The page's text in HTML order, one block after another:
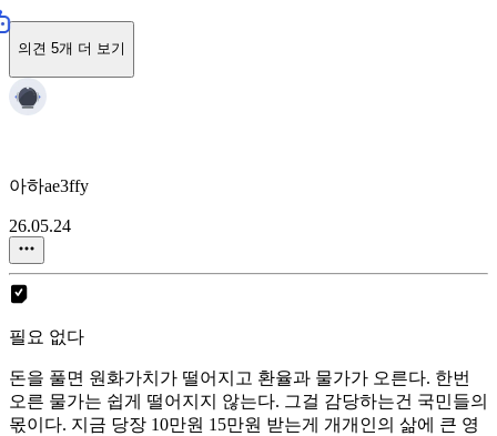
의견 5개 더 보기
아하ae3ffy
26.05.24
필요 없다
돈을 풀면 원화가치가 떨어지고 환율과 물가가 오른다. 한번
오른 물가는 쉽게 떨어지지 않는다. 그걸 감당하는건 국민들의
몫이다. 지금 당장 10만원 15만원 받는게 개개인의 삶에 큰 영